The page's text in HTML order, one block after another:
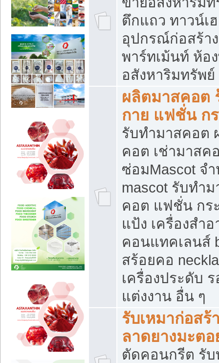
ตึกแถว ทาวน์เ
อุปกรณ์ก่อสร้า
พาร์ทเม้นท์ ห้อ
อสังหาริมทรัพ
ผลิตมาสคอต
กาย แฟชั่น กร
รับทำมาสคอต
คอต เช่ามาสค
ซ่อมMascot จ
mascot รับทำ
คอต แฟชั่น กระ
แป้ง เครื่องสำ
คอนแทคเลนส์
สร้อยคอ
เครื่องประดับ ร
แต่งงาน อื่น ๆ
รับเหมาก่อส
ลาดยางมะต
ตัดคอนกรีต รับ